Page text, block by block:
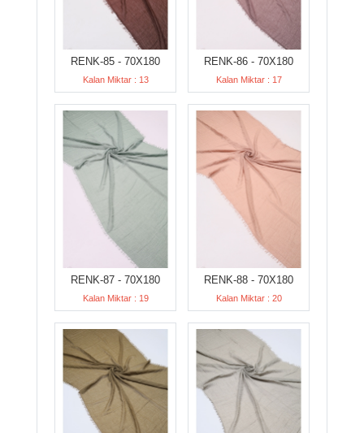
RENK-85 - 70X180
Kalan Miktar : 13
RENK-86 - 70X180
Kalan Miktar : 17
RENK-87 - 70X180
Kalan Miktar : 19
RENK-88 - 70X180
Kalan Miktar : 20